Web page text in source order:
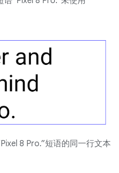
8 Pro.”短语的同一行文本